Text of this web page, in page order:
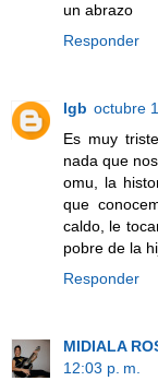
un abrazo
Responder
lgb octubre
Es muy
nada que
omu, la
que
caldo, le
pobre de la
Responder
MIDIALA
12:03 p. m.